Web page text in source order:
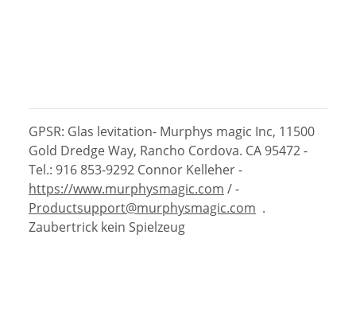
GPSR: Glas levitation- Murphys magic Inc, 11500
Gold Dredge Way, Rancho Cordova. CA 95472 -
Tel.: 916 853-9292 Connor Kelleher -
https://www.murphysmagic.com / -
Productsupport@murphysmagic.com .
Zaubertrick kein Spielzeug